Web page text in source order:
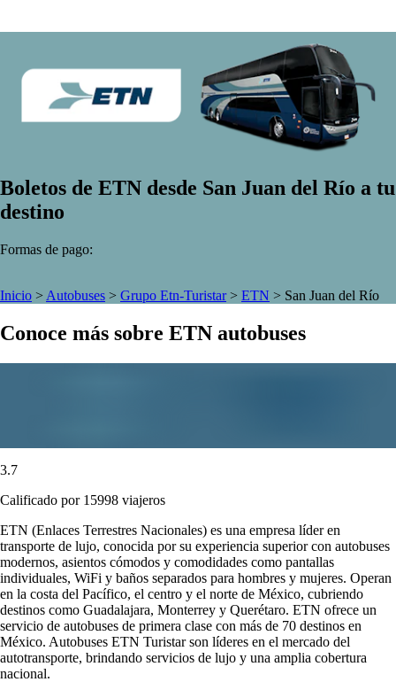
Boletos de ETN desde San Juan del Río a tu
destino
Formas de pago:
Inicio > Autobuses > Grupo Etn-Turistar> ETN > San Juan del Río
Conoce más sobre ETN autobuses
3.7
Calificado por 15998 viajeros
ETN (Enlaces Terrestres Nacionales) es una empresa líder en
transporte de lujo, conocida por su experiencia superior con autobuses
modernos, asientos cómodos y comodidades como pantallas
individuales, WiFi y baños separados para hombres y mujeres. Operan
en la costa del Pacífico, el centro y el norte de México, cubriendo
destinos como Guadalajara, Monterrey y Querétaro. ETN ofrece un
servicio de autobuses de primera clase con más de 70 destinos en
México. Autobuses ETN Turistar son líderes en el mercado del
autotransporte, brindando servicios de lujo y una amplia cobertura
nacional.